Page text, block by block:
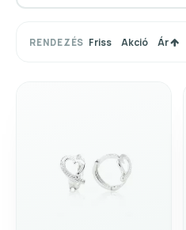
RENDEZÉS Friss Akció Ár